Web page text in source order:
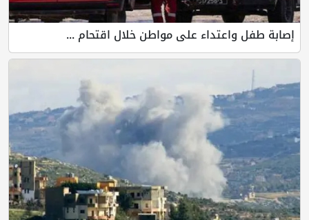
إصابة طفل واعتداء على مواطن خلال اقتحام ...